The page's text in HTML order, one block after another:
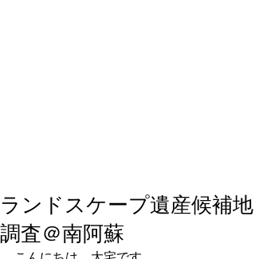
ランドスケープ遺産候補地
調査＠南阿蘇